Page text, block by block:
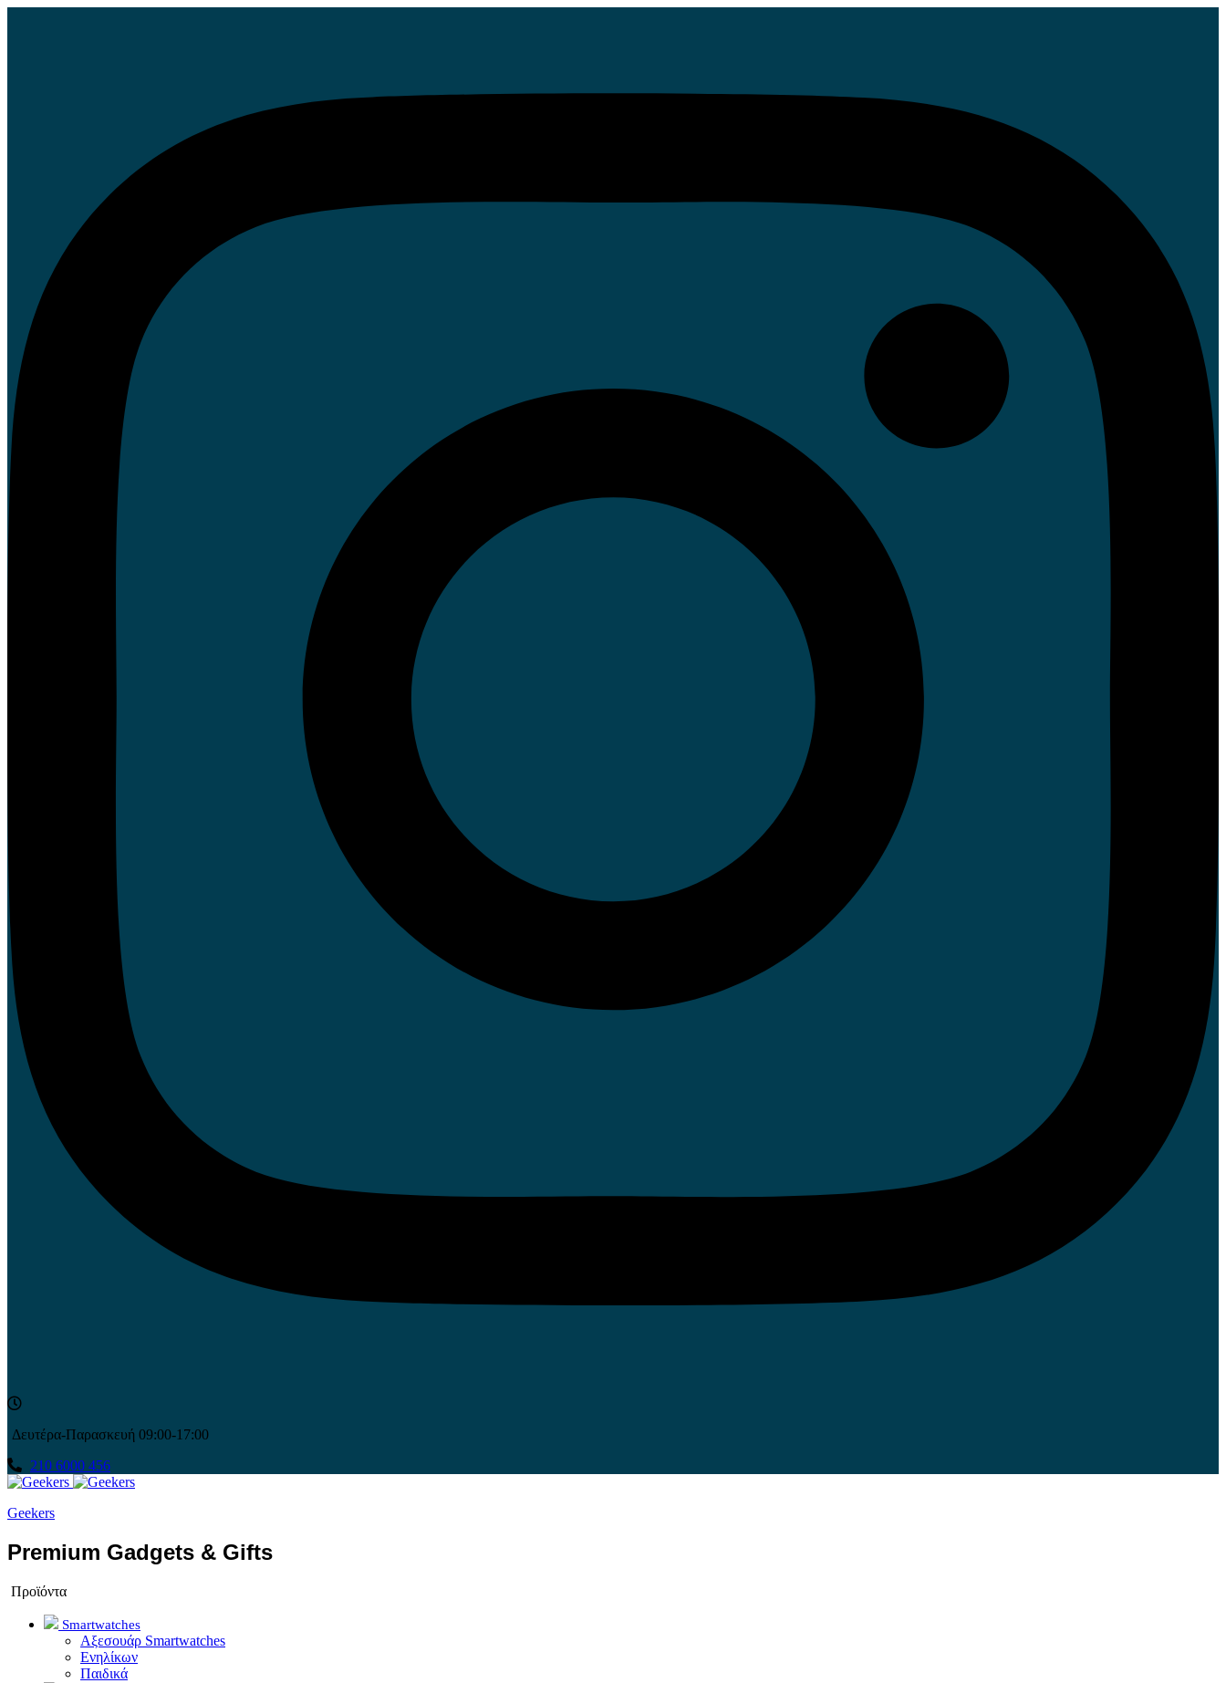
Δευτέρα-Παρασκευή 09:00-17:00
210 6000 456
Geekers
Premium Gadgets & Gifts
Προϊόντα
Smartwatches
Αξεσουάρ Smartwatches
Ενηλίκων
Παιδικά